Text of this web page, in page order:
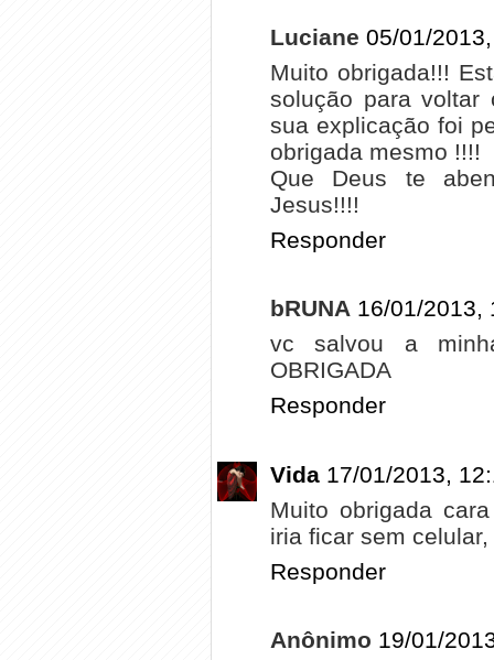
Luciane 05/01/
Muito obrigada!!!
solução para
sua explicação foi
obrigada mesmo !!!!
Que Deus te
Jesus!!!!
Responder
bRUNA 16/01/2013,
vc salvou a
OBRIGADA
Responder
Vida 17/01/2013,
Muito obrigada
iria ficar sem
Responder
Anônimo 19/01/